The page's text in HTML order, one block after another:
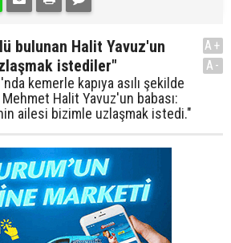
bulunan Halit Yavuz'un
istediler"
kemerle kapıya asılı şekilde
Halit Yavuz'un babası:
ailesi bizimle uzlaşmak istedi."
A+
A-